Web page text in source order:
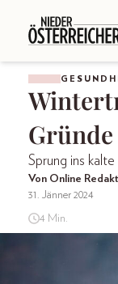
Sprung ins
Von Online
31. Jänner 2024
4 Min.